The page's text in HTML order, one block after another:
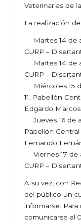
Veterinarias de
La realización
· Martes 14 de
CURP –
· Martes 14 de
CURP –
· Miércoles 15
11, Pabellón
Edgardo Marcos
· Jueves 16 de
Pabellón
Fernando
· Viernes 17 de
CURP –
A su vez, con
del público un
informarse.
comunicarse al